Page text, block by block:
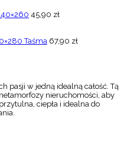
45,90 zł
Taśma 67,90 zł
pasji w jedną idealną całość. Tą
nieruchomości, aby
ciepła i idealna do